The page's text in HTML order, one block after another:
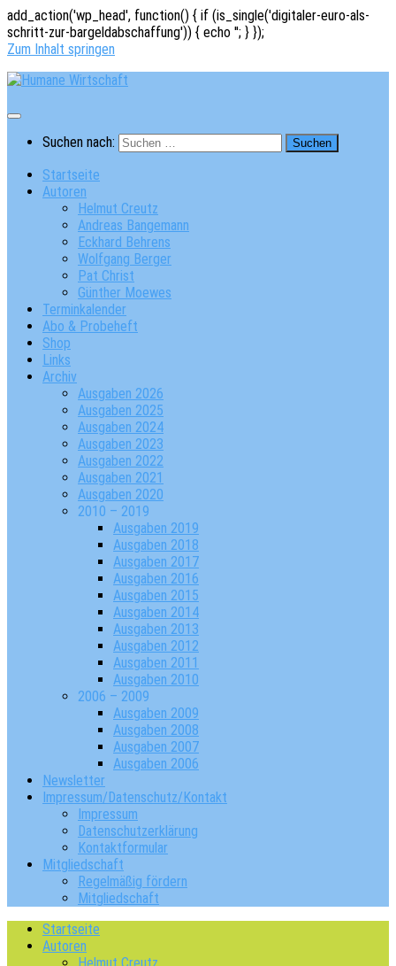
add_action('wp_head', function() { if (is_single('digitaler-euro-als-
schritt-zur-bargeldabschaffung')) { echo ''; } });
Zum Inhalt springen
Suchen nach:
Startseite
Autoren
Helmut Creutz
Andreas Bangemann
Eckhard Behrens
Wolfgang Berger
Pat Christ
Günther Moewes
Terminkalender
Abo & Probeheft
Shop
Links
Archiv
Ausgaben 2026
Ausgaben 2025
Ausgaben 2024
Ausgaben 2023
Ausgaben 2022
Ausgaben 2021
Ausgaben 2020
2010 – 2019
Ausgaben 2019
Ausgaben 2018
Ausgaben 2017
Ausgaben 2016
Ausgaben 2015
Ausgaben 2014
Ausgaben 2013
Ausgaben 2012
Ausgaben 2011
Ausgaben 2010
2006 – 2009
Ausgaben 2009
Ausgaben 2008
Ausgaben 2007
Ausgaben 2006
Newsletter
Impressum/Datenschutz/Kontakt
Impressum
Datenschutzerklärung
Kontaktformular
Mitgliedschaft
Regelmäßig fördern
Mitgliedschaft
Startseite
Autoren